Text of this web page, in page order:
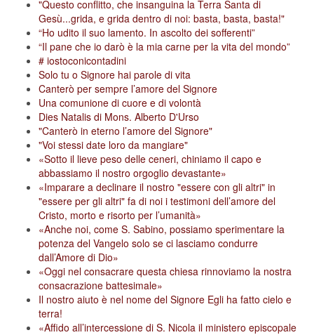
"Questo conflitto, che insanguina la Terra Santa di
Gesù...grida, e grida dentro di noi: basta, basta, basta!"
“Ho udito il suo lamento. In ascolto dei sofferenti”
“Il pane che io darò è la mia carne per la vita del mondo”
# iostoconicontadini
Solo tu o Signore hai parole di vita
Canterò per sempre l’amore del Signore
Una comunione di cuore e di volontà
Dies Natalis di Mons. Alberto D'Urso
"Canterò in eterno l’amore del Signore"
"Voi stessi date loro da mangiare"
«Sotto il lieve peso delle ceneri, chiniamo il capo e
abbassiamo il nostro orgoglio devastante»
«Imparare a declinare il nostro "essere con gli altri" in
"essere per gli altri" fa di noi i testimoni dell’amore del
Cristo, morto e risorto per l’umanità»
«Anche noi, come S. Sabino, possiamo sperimentare la
potenza del Vangelo solo se ci lasciamo condurre
dall’Amore di Dio»
«Oggi nel consacrare questa chiesa rinnoviamo la nostra
consacrazione battesimale»
Il nostro aiuto è nel nome del Signore Egli ha fatto cielo e
terra!
«Affido all’intercessione di S. Nicola il ministero episcopale